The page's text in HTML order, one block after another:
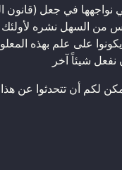
في جعل (قانون
من السهل نشره
على علم بهذه
نفعل شيئاً آخر
لكم أن تتحدثوا عن هذا